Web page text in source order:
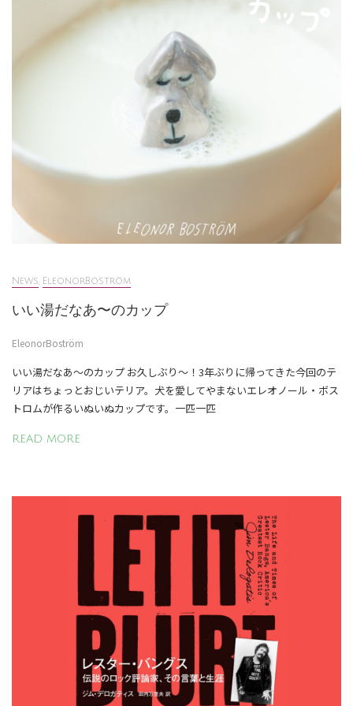
News, EleonorBoström
いい湯だなあ〜のカップ
EleonorBoström
いい湯だなあ〜のカップ お久しぶり〜！3年ぶりに帰ってきた今回のテ
リアはちょっとおじいテリア。犬を愛してやまないエレオノール・ボス
トロムが作るいぬいぬカップです。一匹一匹
READ MORE